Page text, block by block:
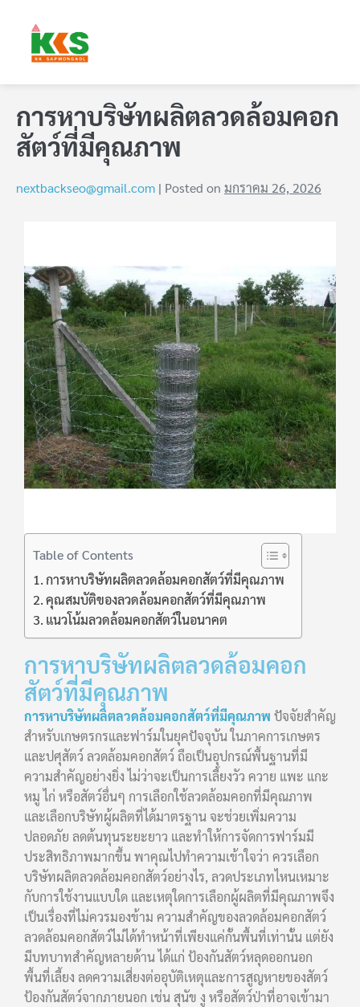
การหาบริษัทผลิตลวดล้อมคอก
สัตว์ที่มีคุณภาพ
nextbackseo@gmail.com | Posted on มกราคม 26, 2026
Table of Contents
การหาบริษัทผลิตลวดล้อมคอกสัตว์ที่มีคุณภาพ
คุณสมบัติของลวดล้อมคอกสัตว์ที่มีคุณภาพ
แนวโน้มลวดล้อมคอกสัตว์ในอนาคต
การหาบริษัทผลิตลวดล้อมคอก
สัตว์ที่มีคุณภาพ
การหาบริษัทผลิตลวดล้อมคอกสัตว์ที่มีคุณภาพ ปัจจัยสำคัญ
สำหรับเกษตรกรและฟาร์มในยุคปัจจุบัน ในภาคการเกษตร
และปศุสัตว์ ลวดล้อมคอกสัตว์ ถือเป็นอุปกรณ์พื้นฐานที่มี
ความสำคัญอย่างยิ่ง ไม่ว่าจะเป็นการเลี้ยงวัว ควาย แพะ แกะ
หมู ไก่ หรือสัตว์อื่นๆ การเลือกใช้ลวดล้อมคอกที่มีคุณภาพ
และเลือกบริษัทผู้ผลิตที่ได้มาตรฐาน จะช่วยเพิ่มความ
ปลอดภัย ลดต้นทุนระยะยาว และทำให้การจัดการฟาร์มมี
ประสิทธิภาพมากขึ้น พาคุณไปทำความเข้าใจว่า ควรเลือก
บริษัทผลิตลวดล้อมคอกสัตว์อย่างไร, ลวดประเภทไหนเหมาะ
กับการใช้งานแบบใด และเหตุใดการเลือกผู้ผลิตที่มีคุณภาพจึง
เป็นเรื่องที่ไม่ควรมองข้าม ความสำคัญของลวดล้อมคอกสัตว์
ลวดล้อมคอกสัตว์ไม่ได้ทำหน้าที่เพียงแค่กั้นพื้นที่เท่านั้น แต่ยัง
มีบทบาทสำคัญหลายด้าน ได้แก่ ป้องกันสัตว์หลุดออกนอก
พื้นที่เลี้ยง ลดความเสี่ยงต่ออุบัติเหตุและการสูญหายของสัตว์
ป้องกันสัตว์จากภายนอก เช่น สุนัข งู หรือสัตว์ป่าที่อาจเข้ามา